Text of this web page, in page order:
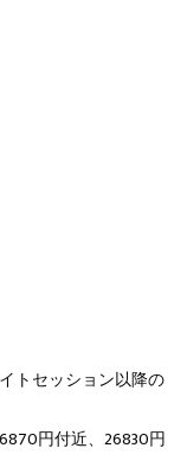
トセッション以降の
円付近、26830円